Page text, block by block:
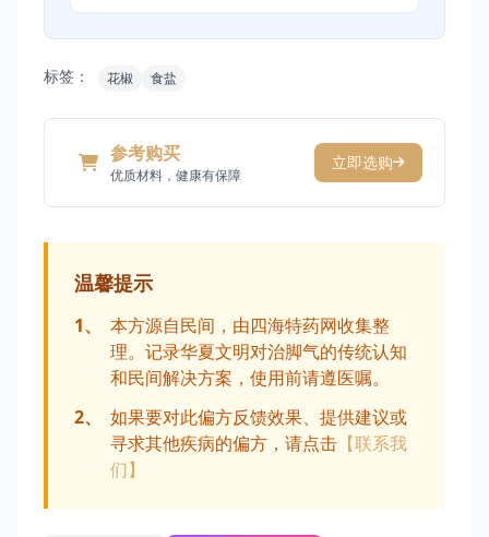
标签： 花椒 食盐
参考购买
优质材料，健康有保障
立即选购
温馨提示
1、
本方源自民间，由四海特药网收集整
理。记录华夏文明对治脚气的传统认知
和民间解决方案，使用前请遵医嘱。
2、
如果要对此偏方反馈效果、提供建议或
寻求其他疾病的偏方，请点击 【联系我
们】